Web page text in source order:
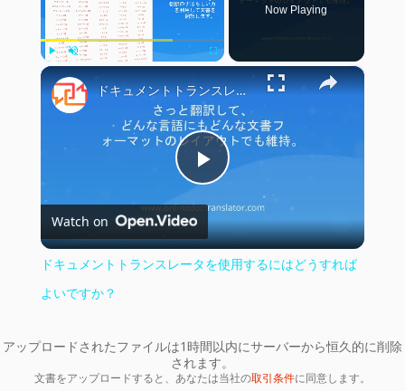
Play Unmute Fullscreen
Now Playing
×
Play
Video
ドキュメントトランスレータを使用するにはどうすればよいですか？
Watch on
ドキュメントトランスレータを使用するにはどうすれば
よいですか？
アップロードされたファイルは1時間以内にサーバーから恒久的に削除
されます。
文書をアップロードすると、あなたは当社の取引条件に同意します。